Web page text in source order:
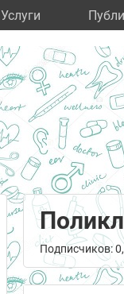
Услуги
Подписчиков: